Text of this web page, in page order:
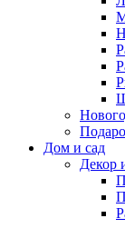
Дом и сад
Декор